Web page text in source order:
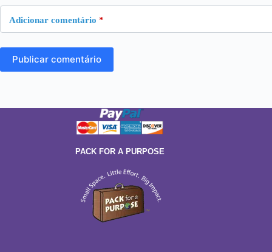
Adicionar comentário *
Publicar comentário
PACK FOR A PURPOSE